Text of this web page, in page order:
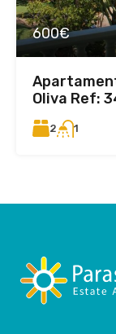
600€
Oliva Ref:
2 1